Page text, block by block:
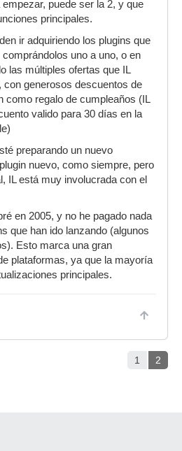
puede ser la 2, y que
principales.
ir adquiriendo los plugins que
uno a uno, o en
las múltiples ofertas que IL
con generosos descuentos de
como regalo de cumpleaños (IL
valido para 30 días en la
preparando un nuevo
nuevo, como siempre, pero
IL está muy involucrada con el
en 2005, y no he pagado nada
que han ido lanzando (algunos
Esto marca una gran
plataformas, ya que la mayoría
principales.
1 2